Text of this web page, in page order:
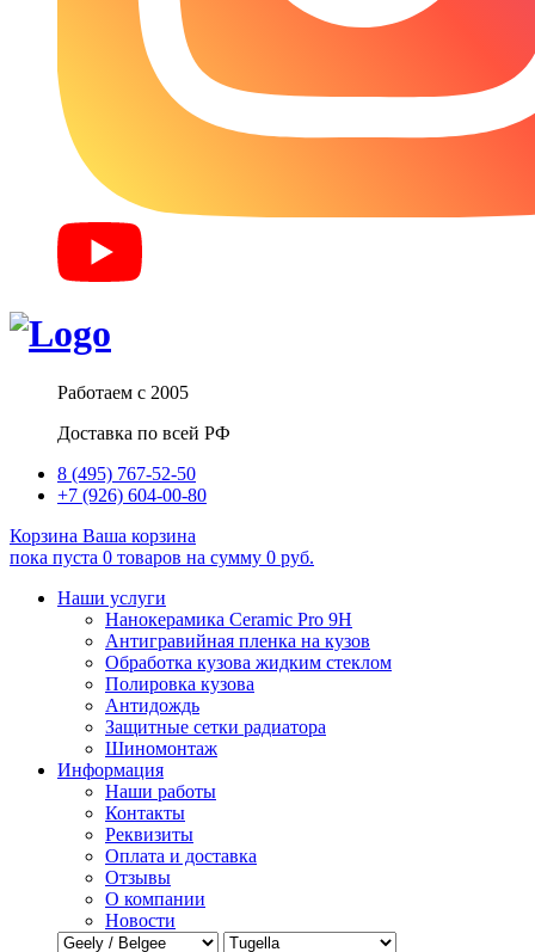
Работаем с 2005
Доставка по всей РФ
8 (495) 767-52-50
+7 (926) 604-00-80
Корзина Ваша корзина
пока пуста 0 товаров на сумму 0 руб.
Наши услуги
Нанокерамика Ceramic Pro 9H
Антигравийная пленка на кузов
Обработка кузова жидким стеклом
Полировка кузова
Антидождь
Защитные сетки радиатора
Шиномонтаж
Информация
Наши работы
Контакты
Реквизиты
Оплата и доставка
Отзывы
О компании
Новости